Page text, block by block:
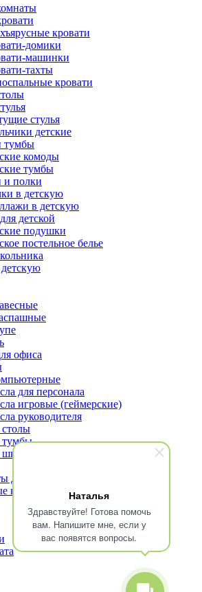
Наталья
Здравствуйте! Готова помочь
вам. Напишите мне, если у
вас появятся вопросы.
кровати
домики
машинки
тахты
кровати
стулья
детские
тумбы
комоды
тумбы
и полки
в детскую
в детскую
детской
подушки
постельное белье
офиса
для персонала
игровые (геймерские)
руководителя
и стеллажи
для террасы
кресла